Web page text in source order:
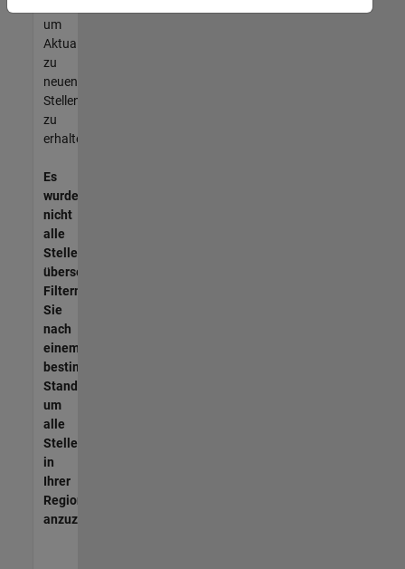
um
Aktualisierungen
zu
neuen
Stellenangeboten
zu
erhalten.
Es
wurden
nicht
alle
Stellen
übersetzt.
Filtern
Sie
nach
einem
bestimmten
Standort,
um
alle
Stellenangebote
in
Ihrer
Region
anzuzeigen.